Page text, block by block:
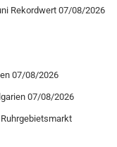
Rekordwert 07/08/2026
07/08/2026
07/08/2026